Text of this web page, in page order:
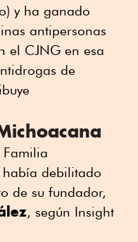
y ha ganado
antipersonas
el CJNG en esa
de
había debilitado
de su fundador,
, según Insight